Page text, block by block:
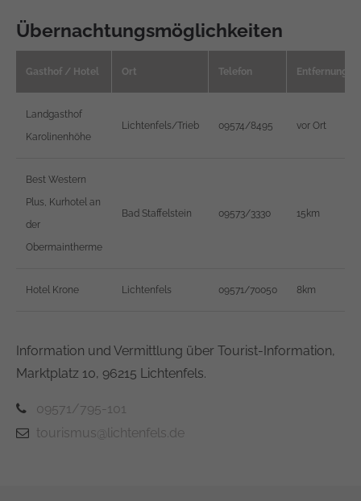
Übernachtungsmöglichkeiten
Gasthof / Hotel Ort Telefon Entfernung
Landgasthof
Karolinenhöhe
Lichtenfels/Trieb 09574/8495 vor Ort
Best Western
Plus, Kurhotel an
der
Obermaintherme
Bad Staffelstein 09573/3330 15km
Hotel Krone Lichtenfels 09571/70050 8km
Information und Vermittlung über Tourist-Information,
Marktplatz 10, 96215 Lichtenfels.
09571/795-101
tourismus@lichtenfels.de